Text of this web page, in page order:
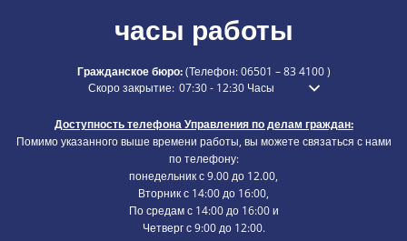
часы работы
Гражданское бюро:(Телефон:06501 – 83 4100)
Нажмите, чтобы скрыть дополнительное время открытия
Скоро закрытие: 07:30-12:30Часы С 7:30 до 12:30
Доступность телефона Управления по делам граждан:
Помимо указанного выше времени работы, вы можете связаться с нами
по телефону:
понедельник с 9.00 до 12.00,
Вторник с 14:00 до 16:00,
По средам с 14:00 до 16:00 и
Четверг с 9:00 до 12:00.